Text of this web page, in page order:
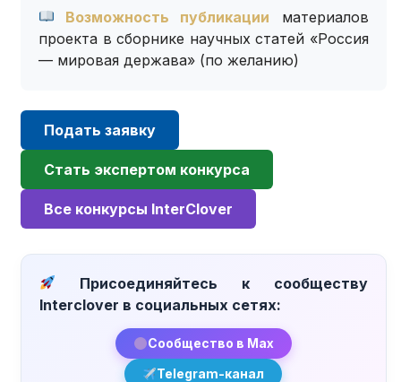
Возможность публикации материалов
проекта в сборнике научных статей «Россия
— мировая держава» (по желанию)
Подать заявку
Стать экспертом конкурса
Все конкурсы InterClover
Присоединяйтесь к сообществу
Interclover в социальных сетях:
Сообщество в Max
Telegram-канал